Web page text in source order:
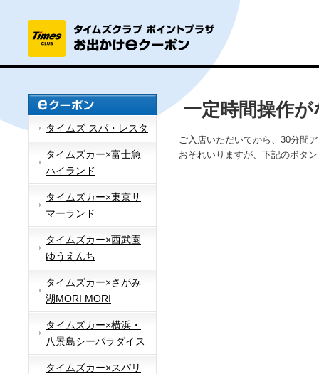
タイムズ スパ・レスタ
タイムズカー×富士急
ハイランド
タイムズカー×東京サ
マーランド
タイムズカー×西武園
ゆうえんち
タイムズカー×さがみ
湖MORI MORI
タイムズカー×横浜・
八景島シーパラダイス
タイムズカー×スパリ
一定時間操作
ご入店いただいてから、30分間
おそれいりますが、下記のボタ